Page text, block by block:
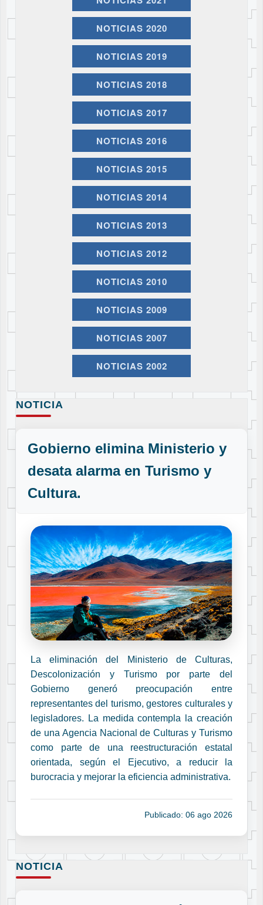
NOTICIAS 2020
NOTICIAS 2019
NOTICIAS 2018
NOTICIAS 2017
NOTICIAS 2016
NOTICIAS 2015
NOTICIAS 2014
NOTICIAS 2013
NOTICIAS 2012
NOTICIAS 2010
NOTICIAS 2009
NOTICIAS 2007
NOTICIAS 2002
NOTICIA
Gobierno elimina Ministerio y
desata alarma en Turismo y
Cultura.
La eliminación del Ministerio de Culturas,
Descolonización y Turismo por parte del
Gobierno generó preocupación entre
representantes del turismo, gestores culturales y
legisladores. La medida contempla la creación
de una Agencia Nacional de Culturas y Turismo
como parte de una reestructuración estatal
orientada, según el Ejecutivo, a reducir la
burocracia y mejorar la eficiencia administrativa.
Publicado: 06 ago 2026
NOTICIA